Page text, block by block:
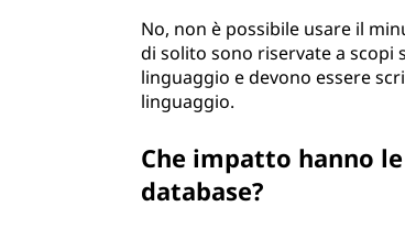
No, non è possibile usare il
di solito sono riservate a scopi
linguaggio e devono essere
linguaggio.
Che impatto hanno
database?